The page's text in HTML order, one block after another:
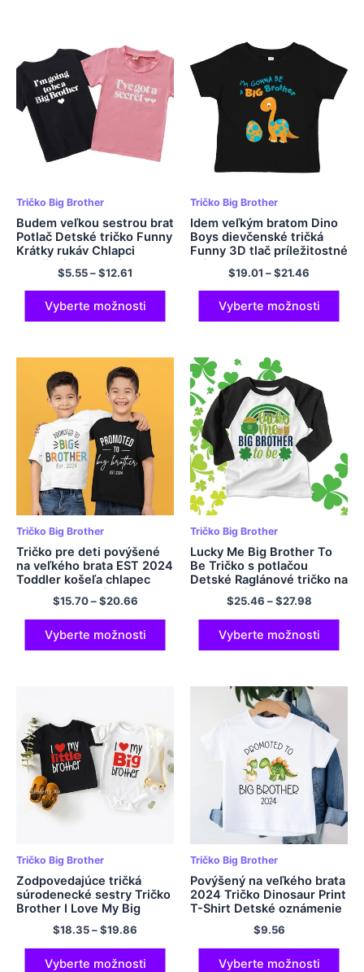
Tričko Big Brother
Budem veľkou sestrou brat
Potlač Detské tričko Funny
Krátky rukáv Chlapci
Dievčatá Bavlnené
písmená Topy Letné tričko
pre batoľatá
$5.55–$12.61
Vyberte možnosti
Tričko Big Brother
Idem veľkým bratom Dino
Boys dievčenské tričká
Funny 3D tlač príležitostné
módne nadmerné tričko
Tričko Tee Tops 4-14 rok
$19.01 –$21.46
Vyberte možnosti
Tričko Big Brother
Tričko pre deti povýšené
na veľkého brata EST 2024
Toddler košeľa chlapec
oblečenie veľké brat outfit
detské detské dieťa s
krátkym rukávom košele
$15.70–$20.66
Vyberte možnosti
Tričko Big Brother
Lucky Me Big Brother To
Be Tričko s potlačou
Detské Raglánové tričko na
Deň svätého Patrika
Chlapci Dievčatá Tričko s
dlhým rukávom Detské
spoločenské oblečenie
Topy
$25.46 –$27.98
Vyberte možnosti
Tričko Big Brother
Zodpovedajúce tričká
súrodenecké sestry Tričko
Brother I Love My Big
Sister Brother Family
Clothing Kids Boys
oblečenie detské telesy
$18.35–$19.86
Vyberte možnosti
Tričko Big Brother
Povýšený na veľkého brata
2024 Tričko Dinosaur Print
T-Shirt Detské oznámenie
T tričko Dievčatá
oblečenie Tops Toddler
Tshirt letné oblečenie
$9.56
Vyberte možnosti